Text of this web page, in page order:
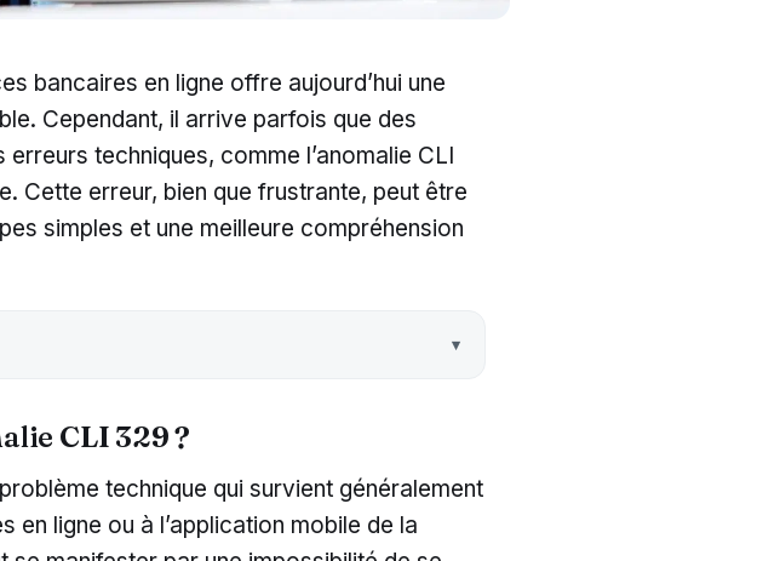
bancaires en ligne offre aujourd’hui une
Cependant, il arrive parfois que des
techniques, comme l’anomalie CLI
Cette erreur, bien que frustrante, peut être
simples et une meilleure compréhension
CLI 329 ?
technique qui survient généralement
en ligne ou à l’application mobile de la